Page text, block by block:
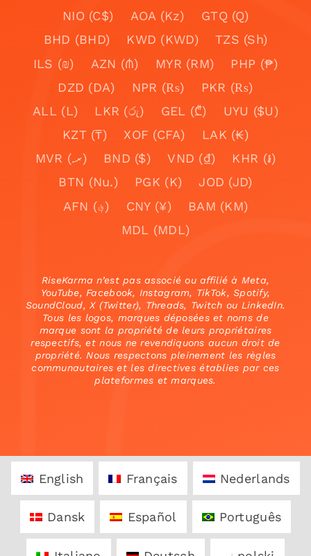
NIO (C$)
AOA (Kz)
GTQ (Q)
BHD (BHD)
KWD (KWD)
TZS (Sh)
ILS (₪)
AZN (₼) MYR (RM)
PHP (₱)
DZD (DA)
NPR (₨)
PKR (₨)
ALL (L)
LKR (රු) GEL (₾)
UYU ($U)
KZT (₸)
XOF (CFA)
LAK (₭)
MVR (.ރ)
BND ($) VND (₫)
KHR (៛)
BTN (Nu.)
PGK (K)
JOD (JD)
AFN (؋)
CNY (¥)
BAM (KM)
MDL (MDL)
RiseKarma n’est pas associé ou affilié à Meta,
YouTube, Facebook, Instagram, TikTok, Spotify,
SoundCloud, X (Twitter), Threads, Twitch ou LinkedIn.
Tous les logos, marques déposées et noms de
marque sont la propriété de leurs propriétaires
respectifs, et nous ne revendiquons aucun droit de
propriété. Nous respectons pleinement les règles
communautaires et les directives établies par ces
plateformes et marques.
English Français Nederlands
Dansk Español Português